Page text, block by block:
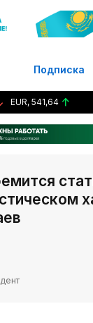
Подписка
EUR, 541,64